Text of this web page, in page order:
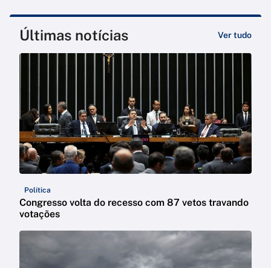
Últimas notícias Ver tudo
Política
Congresso volta do recesso com 87 vetos travando
votações